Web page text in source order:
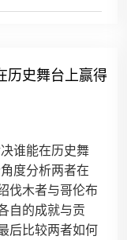
历史舞台上赢得
谁能在历史舞
度分析两者在
伐木者与哥伦布
自的成就与贡
后比较两者如何